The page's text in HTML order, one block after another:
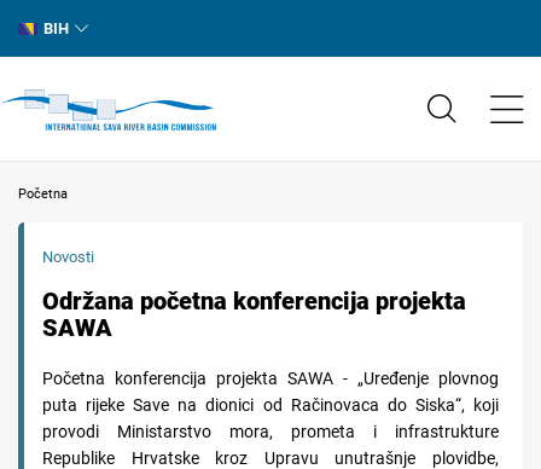
BIH
Početna
Novosti
Održana početna konferencija projekta
SAWA
Početna konferencija projekta SAWA - „Uređenje plovnog
puta rijeke Save na dionici od Račinovaca do Siska“, koji
provodi Ministarstvo mora, prometa i infrastrukture
Republike Hrvatske kroz Upravu unutrašnje plovidbe,